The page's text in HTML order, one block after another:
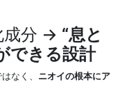
成分 → “息と
できる設計
なく、 ニオイの根本にア